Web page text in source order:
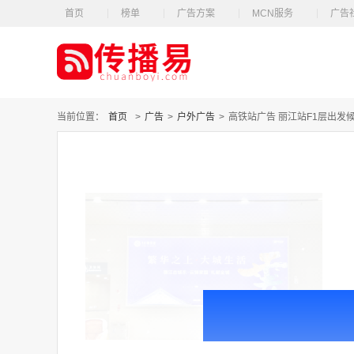
首页 榜单 广告方案 MCN服务 广告
当前位置： 首页 > 广告 > 户外广告 > 高铁站广告 丽江站F1层出发